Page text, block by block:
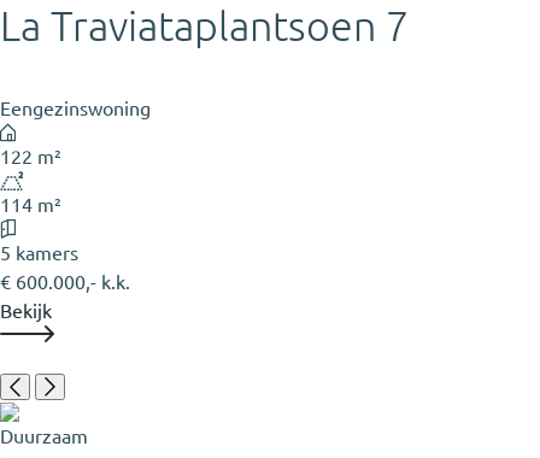
La Traviataplantsoen 7
Eengezinswoning
122 m²
114 m²
5 kamers
€ 600.000,- k.k.
Bekijk